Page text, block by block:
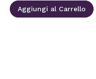
Aggiungi al Carrello